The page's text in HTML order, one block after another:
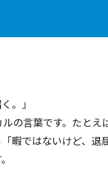
。」
の⾔葉です。たと
暇ではないけど、